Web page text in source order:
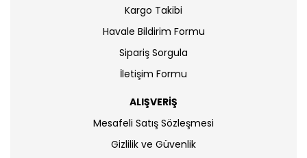
Kargo Takibi
Havale Bildirim Formu
Sipariş Sorgula
İletişim Formu
ALIŞVERİŞ
Mesafeli Satış Sözleşmesi
Gizlilik ve Güvenlik